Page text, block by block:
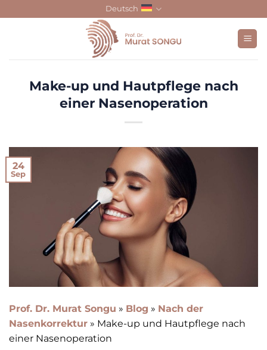
Deutsch
Make-up und Hautpflege nach
einer Nasenoperation
24
Sep
Prof. Dr. Murat Songu » Blog » Nach der
Nasenkorrektur » Make-up und Hautpflege nach
einer Nasenoperation